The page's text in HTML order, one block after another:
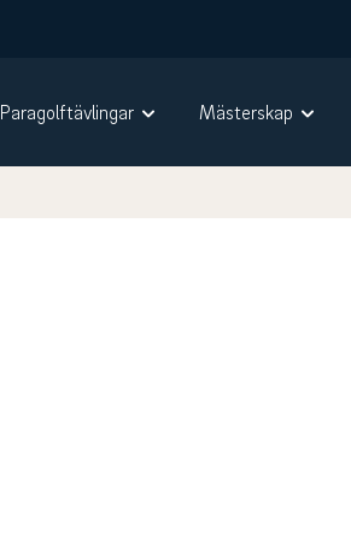
Paragolftävlingar Mästerskap